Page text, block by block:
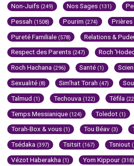
Non-Juifs (249) Nos Sages (131)
Pessah (1508) Pourim (274) Prières
Pureté Familiale (578) Relations &
Respect des Parents (247) Roch
Roch Hachana (296) Santé (1)
Sexualité (8) Sim'hat Torah (47)
Talmud (1) Techouva (122) Téfila
Temps Messianique (124) Toledot (1)
Torah-Box & vous (1) Tou Béav (3)
Tsédaka (397) Tsitsit (167) Tsniout
Vézot Haberakha (1) Yom Kippour (318)